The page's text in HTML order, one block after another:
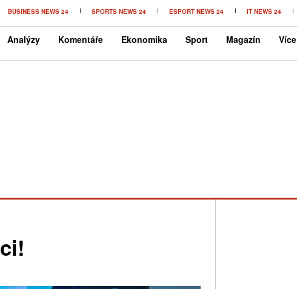
BUSINESS NEWS 24 SPORTS NEWS 24 ESPORT NEWS 24 IT NEWS 24
Analýzy Komentáře Ekonomika Sport Magazín Více